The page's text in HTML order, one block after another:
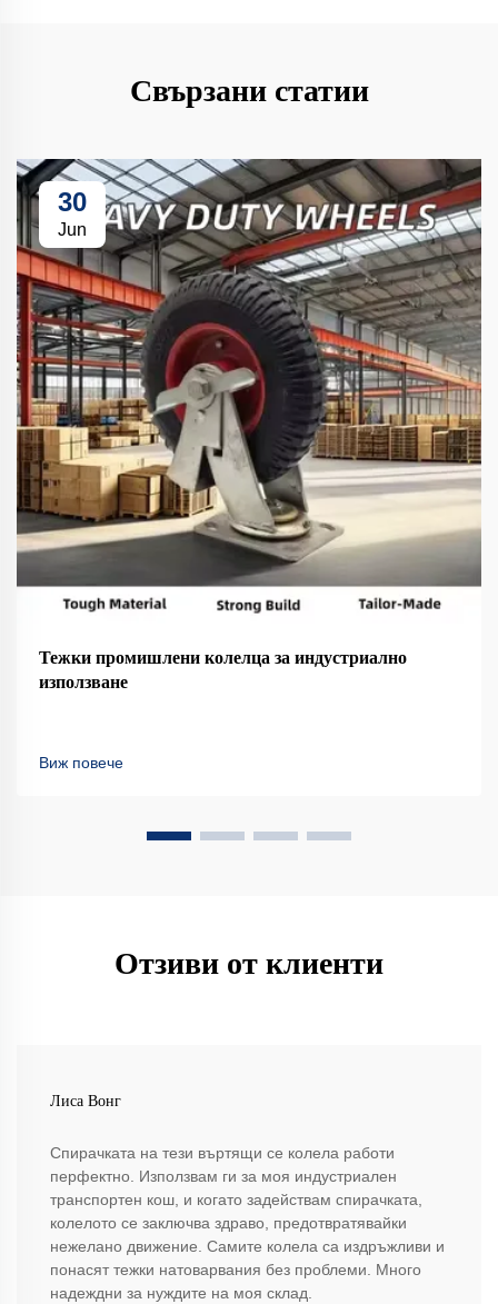
Свързани статии
30
Jun
Тежки промишлени колелца за индустриално
използване
Виж повече
Отзиви от клиенти
Лиса Вонг
Спирачката на тези въртящи се колела работи
перфектно. Използвам ги за моя индустриален
транспортен кош, и когато задействам спирачката,
колелото се заключва здраво, предотвратявайки
нежелано движение. Самите колела са издръжливи и
понасят тежки натоварвания без проблеми. Много
надеждни за нуждите на моя склад.